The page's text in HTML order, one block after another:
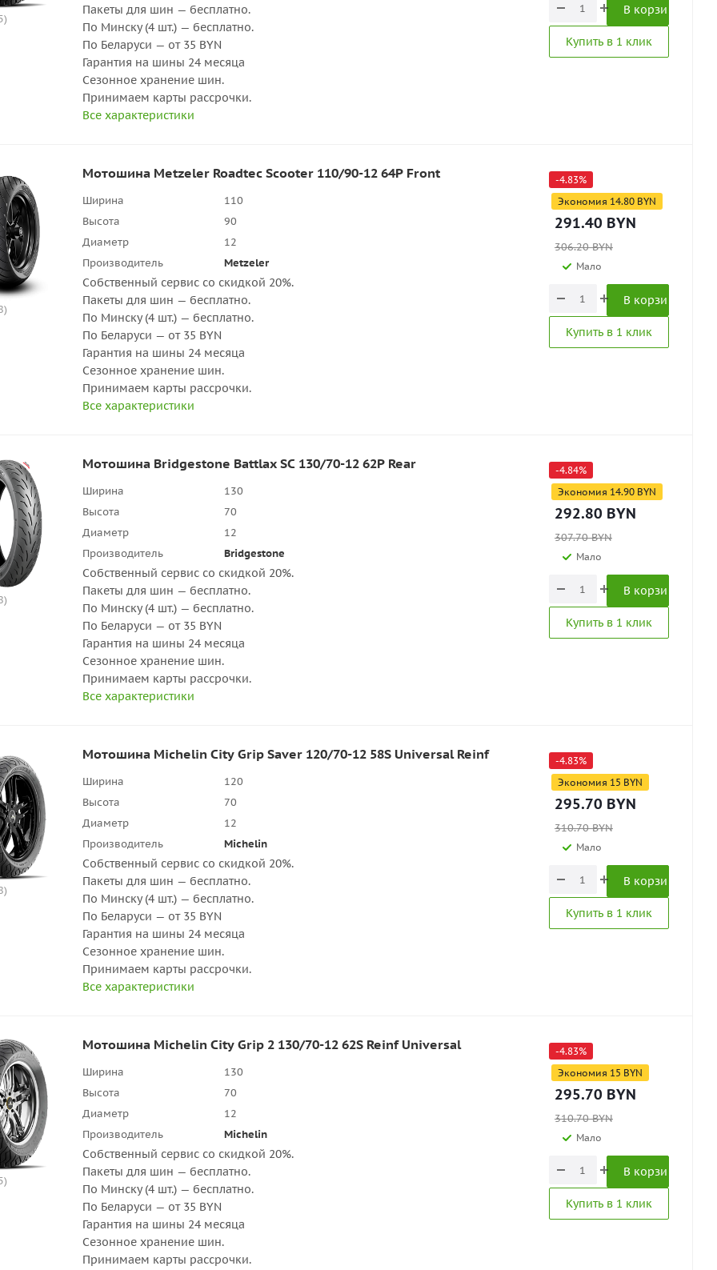
Пакеты для шин — бесплатно.
По Минску (4 шт.) — бесплатно.
По Беларуси — от 35 BYN
Гарантия на шины 24 месяца
Сезонное хранение шин.
Принимаем карты рассрочки.
Все характеристики
В корзину
Купить в 1 клик
Мотошина Metzeler Roadtec Scooter 110/90-12 64P Front
Ширина
110
Высота
90
Диаметр
12
Производитель
Metzeler
Собственный сервис со скидкой 20%.
Пакеты для шин — бесплатно.
По Минску (4 шт.) — бесплатно.
По Беларуси — от 35 BYN
Гарантия на шины 24 месяца
Сезонное хранение шин.
Принимаем карты рассрочки.
Все характеристики
-4.83%
Экономия 14.80 BYN
291.40 BYN
306.20BYN
Мало
В корзину
Купить в 1 клик
Мотошина Bridgestone Battlax SC 130/70-12 62P Rear
Ширина
130
Высота
70
Диаметр
12
Производитель
Bridgestone
Собственный сервис со скидкой 20%.
Пакеты для шин — бесплатно.
По Минску (4 шт.) — бесплатно.
По Беларуси — от 35 BYN
Гарантия на шины 24 месяца
Сезонное хранение шин.
Принимаем карты рассрочки.
Все характеристики
-4.84%
Экономия 14.90 BYN
292.80 BYN
307.70BYN
Мало
В корзину
Купить в 1 клик
Мотошина Michelin City Grip Saver 120/70-12 58S Universal Reinf
Ширина
120
Высота
70
Диаметр
12
Производитель
Michelin
Собственный сервис со скидкой 20%.
Пакеты для шин — бесплатно.
По Минску (4 шт.) — бесплатно.
По Беларуси — от 35 BYN
Гарантия на шины 24 месяца
Сезонное хранение шин.
Принимаем карты рассрочки.
Все характеристики
-4.83%
Экономия 15 BYN
295.70 BYN
310.70BYN
Мало
В корзину
Купить в 1 клик
Мотошина Michelin City Grip 2 130/70-12 62S Reinf Universal
Ширина
130
Высота
70
Диаметр
12
Производитель
Michelin
Собственный сервис со скидкой 20%.
Пакеты для шин — бесплатно.
По Минску (4 шт.) — бесплатно.
По Беларуси — от 35 BYN
Гарантия на шины 24 месяца
Сезонное хранение шин.
Принимаем карты рассрочки.
-4.83%
Экономия 15 BYN
295.70 BYN
310.70BYN
Мало
В корзину
Купить в 1 клик